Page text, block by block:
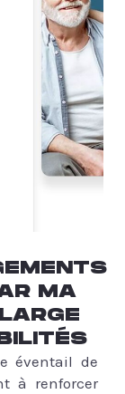
MA
éventail de
à renforcer